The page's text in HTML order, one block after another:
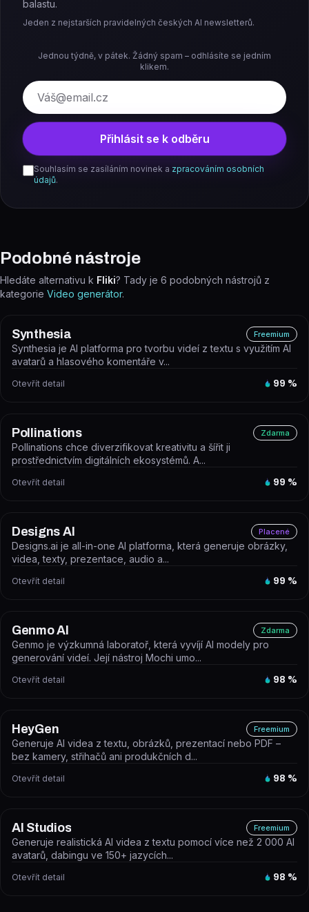
balastu.
Jeden z nejstarších pravidelných českých AI newsletterů.
Jednou týdně, v pátek. Žádný spam – odhlásíte se jedním
klikem.
E-mail
Přihlásit se k odběru
Souhlasím se zasíláním novinek a zpracováním osobních
údajů.
Podobné nástroje
Hledáte alternativu k Fliki? Tady je 6 podobných nástrojů z
kategorie Video generátor.
Synthesia Freemium
Synthesia je AI platforma pro tvorbu videí z textu s využitím AI
avatarů a hlasového komentáře v...
Otevřít detail 99 %
Pollinations Zdarma
Pollinations chce diverzifikovat kreativitu a šířit ji
prostřednictvím digitálních ekosystémů. A...
Otevřít detail 99 %
Designs AI Placené
Designs.ai je all-in-one AI platforma, která generuje obrázky,
videa, texty, prezentace, audio a...
Otevřít detail 99 %
Genmo AI Zdarma
Genmo je výzkumná laboratoř, která vyvíjí AI modely pro
generování videí. Její nástroj Mochi umo...
Otevřít detail 98 %
HeyGen Freemium
Generuje AI videa z textu, obrázků, prezentací nebo PDF –
bez kamery, střihačů ani produkčních d...
Otevřít detail 98 %
AI Studios Freemium
Generuje realistická AI videa z textu pomocí více než 2 000 AI
avatarů, dabingu ve 150+ jazycích...
Otevřít detail 98 %